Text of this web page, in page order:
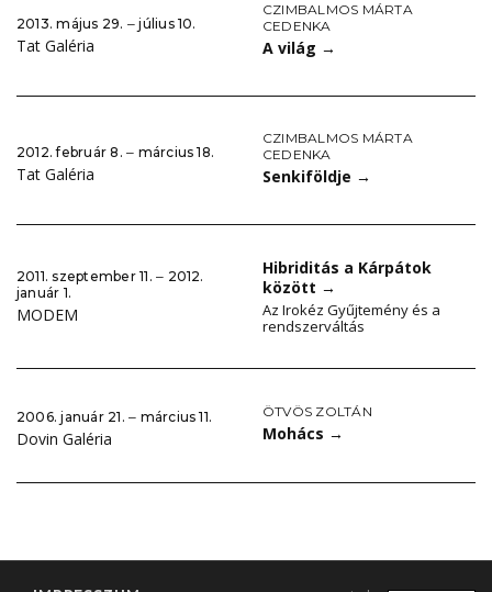
2013. május 29. ‒ július 10.
Tat Galéria
CZIMBALMOS MÁRTA
CEDENKA
A világ →
2012. február 8. ‒ március 18.
Tat Galéria
CZIMBALMOS MÁRTA
CEDENKA
Senkiföldje →
2011. szeptember 11. ‒ 2012.
január 1.
MODEM
Hibriditás a Kárpátok
között →
Az Irokéz Gyűjtemény és a
rendszerváltás
2006. január 21. ‒ március 11.
Dovin Galéria
ÖTVÖS ZOLTÁN
Mohács →